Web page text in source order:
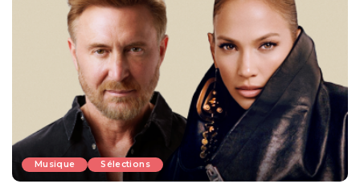
Musique Sélections